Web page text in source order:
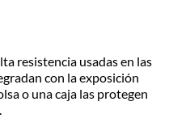
resistencia usadas en las
con la exposición
o una caja las protegen